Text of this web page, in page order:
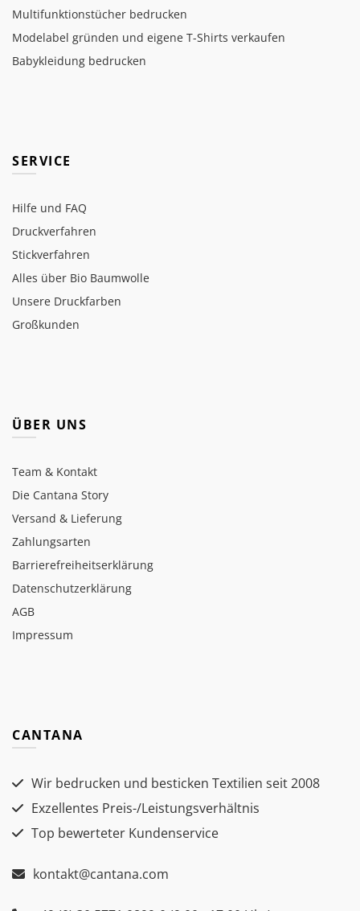
Multifunktionstücher bedrucken
Modelabel gründen und eigene T-Shirts verkaufen
Babykleidung bedrucken
SERVICE
Hilfe und FAQ
Druckverfahren
Stickverfahren
Alles über Bio Baumwolle
Unsere Druckfarben
Großkunden
ÜBER UNS
Team & Kontakt
Die Cantana Story
Versand & Lieferung
Zahlungsarten
Barrierefreiheitserklärung
Datenschutzerklärung
AGB
Impressum
CANTANA
Wir bedrucken und besticken Textilien seit 2008
Exzellentes Preis-/Leistungsverhältnis
Top bewerteter Kundenservice
kontakt@cantana.com